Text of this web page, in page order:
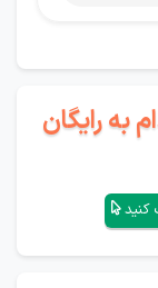
به رایگان
کنید